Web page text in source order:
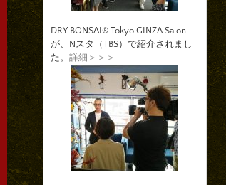
DRY BONSAI® Tokyo GINZA Salon
が、Nスタ（TBS）で紹介されまし
た。 詳細＞＞＞